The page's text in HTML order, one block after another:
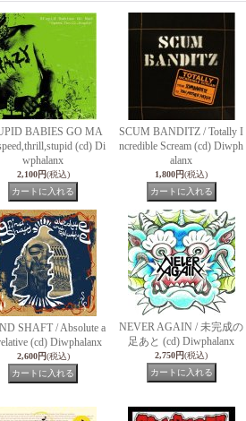
BABIES GO MA
(cd) Di
wphalanx
2,100円(税込)
SCUM BANDITZ / Totally I
ncredible Scream (cd) Diwph
alanx
1,800円(税込)
SHAFT / Absolute a
(cd) Diwphalanx
2,600円(税込)
NEVER AGAIN / 未完成の
足あと (cd) Diwphalanx
2,750円(税込)